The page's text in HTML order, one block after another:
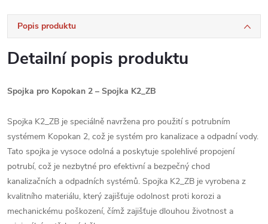
Popis produktu
Detailní popis produktu
Spojka pro Kopokan 2 – Spojka K2_ZB
Spojka K2_ZB je speciálně navržena pro použití s potrubním
systémem Kopokan 2, což je systém pro kanalizace a odpadní vody.
Tato spojka je vysoce odolná a poskytuje spolehlivé propojení
potrubí, což je nezbytné pro efektivní a bezpečný chod
kanalizačních a odpadních systémů. Spojka K2_ZB je vyrobena z
kvalitního materiálu, který zajišťuje odolnost proti korozi a
mechanickému poškození, čímž zajišťuje dlouhou životnost a